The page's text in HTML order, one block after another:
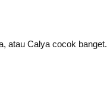
atau Calya cocok banget.